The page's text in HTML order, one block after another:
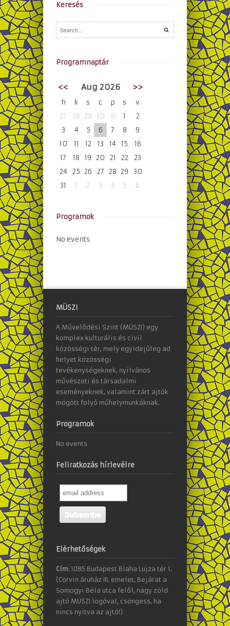
Keresés
Programnaptár
<< Aug 2026 >>
h k s c p s
v
27
28 29 30 31 1
2
3
4 5 6 7 8
9
10
11 12 13 14 15
16
17
18 19 20 21 22
23
24
25 26 27 28 29
30
31
1 2 3 4 5 6
Programok
No events
MÜSZI
A Művelődési Szint (MÜSZI) egy
komplex kulturális és civil
közösségi tér, mely egyidejűleg ad
helyet közösségi
tevékenységeknek, nyilvános
művészeti és társadalmi
eseményeknek, valamint zárt ajtók
mögött folyó műhelymunkáknak.
Programok
No events
Feliratkozás hírlevélre
Elérhetőségek
Cím: 1085 Budapest Blaha Lujza tér 1.
(Corvin áruház III. emelet, Bejárat a
Somogyi Béla utca felől, nagy zöld
ajtó MÜSZI logóval, csöngess, ha
nincs nyitva az ajtó!)